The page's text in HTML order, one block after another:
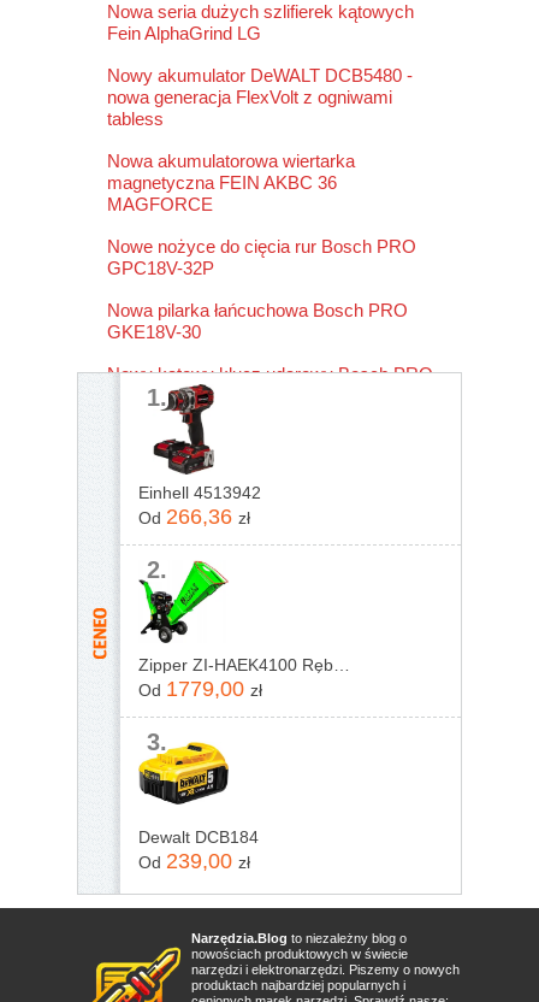
1.
Einhell 4513942
Od 266,36 zł
2.
Od 1779,00 zł
3.
Dewalt DCB184
Od 239,00 zł
Nowa seria dużych szlifierek kątowych
Fein AlphaGrind LG
Nowy akumulator DeWALT DCB5480 -
nowa generacja FlexVolt z ogniwami
tabless
Nowa akumulatorowa wiertarka
magnetyczna FEIN AKBC 36
MAGFORCE
Nowe nożyce do cięcia rur Bosch PRO
GPC18V-32P
Nowa pilarka łańcuchowa Bosch PRO
GKE18V-30
Nowy kątowy klucz udarowy Bosch PRO
GRS18V-330
Narzędzia.Blog to niezależny blog o
nowościach produktowych w świecie
narzędzi i elektronarzędzi. Piszemy o nowych
produktach najbardziej popularnych i